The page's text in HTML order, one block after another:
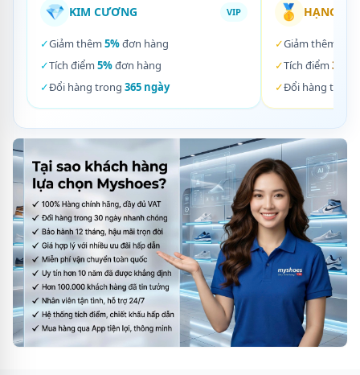
💎 KIM CƯƠNG VIP
✓Giảm thêm 5%đơn hàng
✓Tích điểm 5%đơn hàng
✓Đổi hàng trong 365 ngày
🥇 HẠNG
✓Giảm thêm
✓Tích điểm 3%
✓Đổi hàng trong